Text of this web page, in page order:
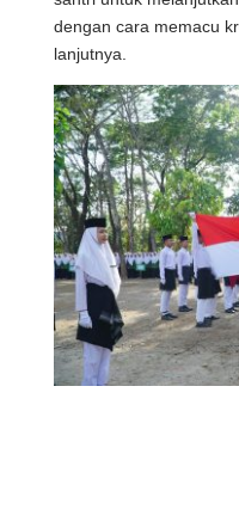
dengan cara memacu
lanjutnya.